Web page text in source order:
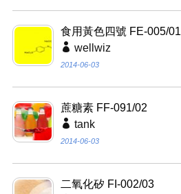
食用黃色四號 FE-005/01
wellwiz
2014-06-03
蔗糖素 FF-091/02
tank
2014-06-03
二氧化矽 FI-002/03